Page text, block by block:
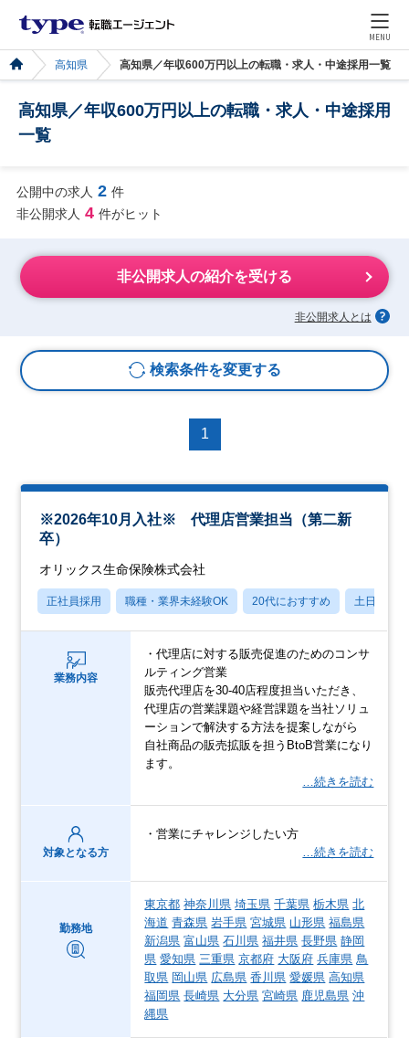
MENU
高知県 高知県／年収600万円以上の転職・求人・中途採用一覧
高知県／年収600万円以上の転職・求人・中途採用
一覧
公開中の求人 2 件
非公開求人 4 件がヒット
非公開求人の紹介を受ける
非公開求人とは
検索条件を変更する
1
※2026年10月入社※ 代理店営業担当（第二新
卒）
オリックス生命保険株式会社
正社員採用 職種・業界未経験OK 20代におすすめ 土日祝休み
業務内容
・代理店に対する販売促進のためのコンサ
ルティング営業
販売代理店を30-40店程度担当いただき、
代理店の営業課題や経営課題を当社ソリュ
ーションで解決する方法を提案しながら
自社商品の販売拡販を担うBtoB営業になり
ます。
…続きを読む
対象となる方
・営業にチャレンジしたい方
…続きを読む
勤務地
東京都 神奈川県 埼玉県 千葉県 栃木県 北
海道 青森県 岩手県 宮城県 山形県 福島県
新潟県 富山県 石川県 福井県 長野県 静岡
県 愛知県 三重県 京都府 大阪府 兵庫県 鳥
取県 岡山県 広島県 香川県 愛媛県 高知県
福岡県 長崎県 大分県 宮崎県 鹿児島県 沖
縄県